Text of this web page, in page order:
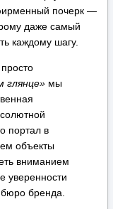
почерк —
даже самый
каждому шагу.
глянце» мы
портал в
объекты
вниманием
уверенности
бренда.